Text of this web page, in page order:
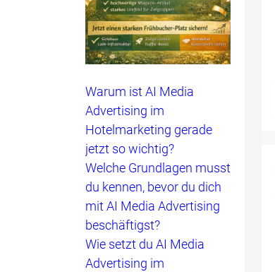
Warum ist AI Media
Advertising im
Hotelmarketing gerade
jetzt so wichtig?
Welche Grundlagen musst
du kennen, bevor du dich
mit AI Media Advertising
beschäftigst?
Wie setzt du AI Media
Advertising im